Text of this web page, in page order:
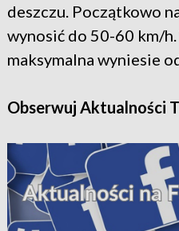
deszczu. Początkowo
wynosić do 50-60 km/
maksymalna wyniesie
Obserwuj Aktualności